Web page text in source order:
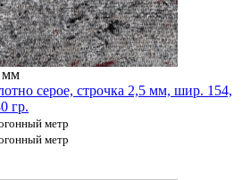
мм
серое, строчка 2,5 мм, шир. 154,
гр.
метр
метр